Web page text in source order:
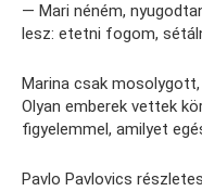
— Mari néném,
lesz: etetni fogom,
Marina csak
Olyan emberek vettek
figyelemmel, amilyet
Pavlo Pavlovics